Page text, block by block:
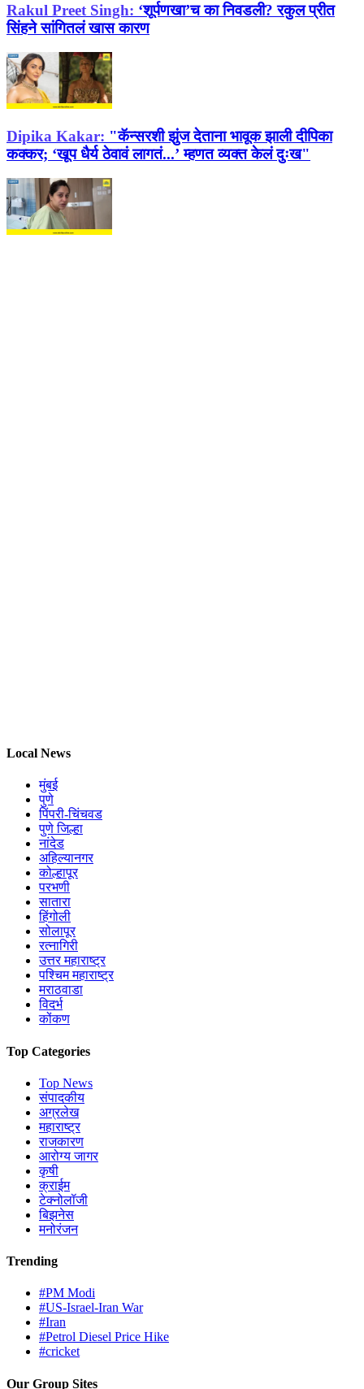
Rakul Preet Singh: ‘शूर्पणखा’च का निवडली? रकुल प्रीत
सिंहने सांगितलं खास कारण
Dipika Kakar: "कॅन्सरशी झुंज देताना भावूक झाली दीपिका
कक्कर; ‘खूप धैर्य ठेवावं लागतं...’ म्हणत व्यक्त केलं दुःख"
Local News
मुंबई
पुणे
पिंपरी-चिंचवड
पुणे जिल्हा
नांदेड
अहिल्यानगर
कोल्हापूर
परभणी
सातारा
हिंगोली
सोलापूर
रत्नागिरी
उत्तर महाराष्ट्र
पश्चिम महाराष्ट्र
मराठवाडा
विदर्भ
कोंकण
Top Categories
Top News
संपादकीय
अग्रलेख
महाराष्ट्र
राजकारण
आरोग्य जागर
कृषी
क्राईम
टेक्नोलॉजी
बिझनेस
मनोरंजन
Trending
#PM Modi
#US-Israel-Iran War
#Iran
#Petrol Diesel Price Hike
#cricket
Our Group Sites